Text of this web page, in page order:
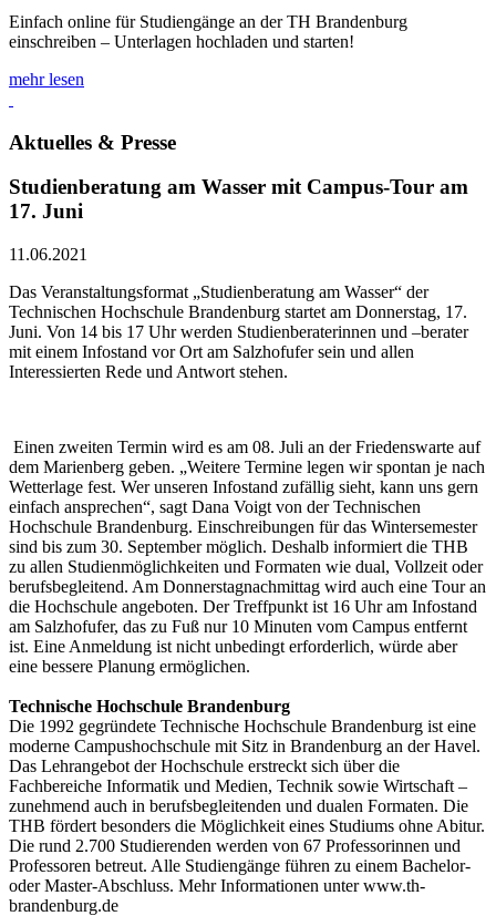
Einfach online für Studiengänge an der TH Brandenburg
einschreiben – Unterlagen hochladen und starten!
mehr lesen
Aktuelles & Presse
Studienberatung am Wasser mit Campus-Tour am
17. Juni
11.06.2021
Das Veranstaltungsformat „Studienberatung am Wasser“ der
Technischen Hochschule Brandenburg startet am Donnerstag, 17.
Juni. Von 14 bis 17 Uhr werden Studienberaterinnen und –berater
mit einem Infostand vor Ort am Salzhofufer sein und allen
Interessierten Rede und Antwort stehen.
Einen zweiten Termin wird es am 08. Juli an der Friedenswarte auf
dem Marienberg geben. „Weitere Termine legen wir spontan je nach
Wetterlage fest. Wer unseren Infostand zufällig sieht, kann uns gern
einfach ansprechen“, sagt Dana Voigt von der Technischen
Hochschule Brandenburg. Einschreibungen für das Wintersemester
sind bis zum 30. September möglich. Deshalb informiert die THB
zu allen Studienmöglichkeiten und Formaten wie dual, Vollzeit oder
berufsbegleitend. Am Donnerstagnachmittag wird auch eine Tour an
die Hochschule angeboten. Der Treffpunkt ist 16 Uhr am Infostand
am Salzhofufer, das zu Fuß nur 10 Minuten vom Campus entfernt
ist. Eine Anmeldung ist nicht unbedingt erforderlich, würde aber
eine bessere Planung ermöglichen.
Technische Hochschule Brandenburg
Die 1992 gegründete Technische Hochschule Brandenburg ist eine
moderne Campushochschule mit Sitz in Brandenburg an der Havel.
Das Lehrangebot der Hochschule erstreckt sich über die
Fachbereiche Informatik und Medien, Technik sowie Wirtschaft –
zunehmend auch in berufsbegleitenden und dualen Formaten. Die
THB fördert besonders die Möglichkeit eines Studiums ohne Abitur.
Die rund 2.700 Studierenden werden von 67 Professorinnen und
Professoren betreut. Alle Studiengänge führen zu einem Bachelor-
oder Master-Abschluss. Mehr Informationen unter www.th-
brandenburg.de